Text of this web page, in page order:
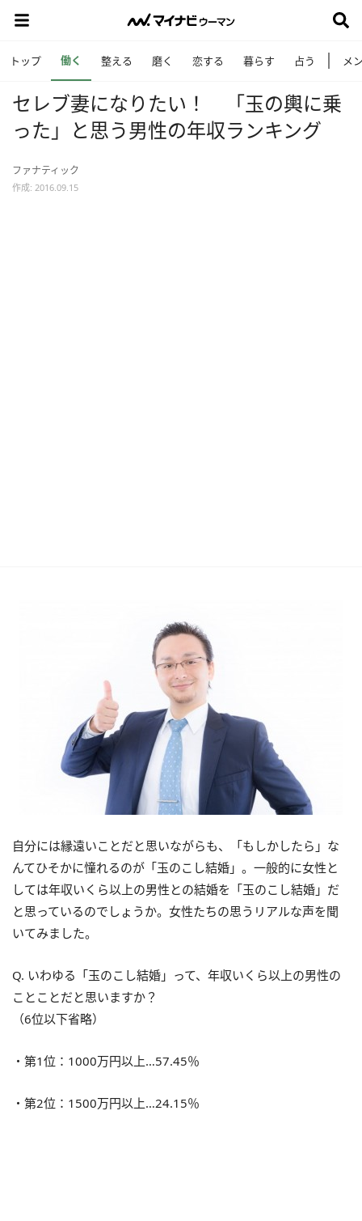
トップ 働く 整える 磨く 恋する 暮らす 占う メ
セレブ妻になりたい！ 「玉の輿に乗
った」と思う男性の年収ランキング
ファナティック
作成: 2016.09.15
自分には縁遠いことだと思いながらも、「もしかしたら」な
んてひそかに憧れるのが「玉のこし結婚」。一般的に女性と
しては年収いくら以上の男性との結婚を「玉のこし結婚」だ
と思っているのでしょうか。女性たちの思うリアルな声を聞
いてみました。
Q. いわゆる「玉のこし結婚」って、年収いくら以上の男性の
ことことだと思いますか？
（6位以下省略）
・第1位：1000万円以上…57.45％
・第2位：1500万円以上…24.15％